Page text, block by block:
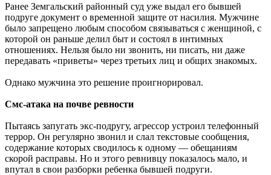
Ранее Земгальский районный суд уже выдал его бывшей
подруге документ о временной защите от насилия. Мужчине
было запрещено любым способом связываться с женщиной, с
которой он раньше делил быт и состоял в интимных
отношениях. Нельзя было ни звонить, ни писать, ни даже
передавать «приветы» через третьих лиц и общих знакомых.
Однако мужчина это решение проигнорировал.
Смс-атака на почве ревности
Пытаясь запугать экс-подругу, агрессор устроил телефонный
террор. Он регулярно звонил и слал текстовые сообщения,
содержание которых сводилось к одному — обещаниям
скорой расправы. Но и этого ревнивцу показалось мало, и
впутал в свои разборки ребенка бывшей подруги.